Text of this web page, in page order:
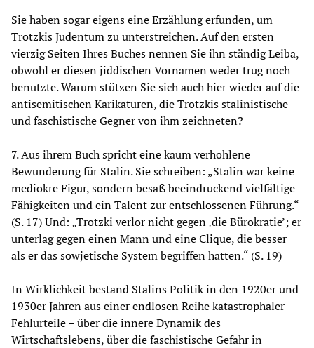
Sie haben sogar eigens eine Erzählung erfunden, um
Trotzkis Judentum zu unterstreichen. Auf den ersten
vierzig Seiten Ihres Buches nennen Sie ihn ständig Leiba,
obwohl er diesen jiddischen Vornamen weder trug noch
benutzte. Warum stützen Sie sich auch hier wieder auf die
antisemitischen Karikaturen, die Trotzkis stalinistische
und faschistische Gegner von ihm zeichneten?
7. Aus ihrem Buch spricht eine kaum verhohlene
Bewunderung für Stalin. Sie schreiben: „Stalin war keine
mediokre Figur, sondern besaß beeindruckend vielfältige
Fähigkeiten und ein Talent zur entschlossenen Führung.“
(S. 17) Und: „Trotzki verlor nicht gegen ‚die Bürokratie’; er
unterlag gegen einen Mann und eine Clique, die besser
als er das sowjetische System begriffen hatten.“ (S. 19)
In Wirklichkeit bestand Stalins Politik in den 1920er und
1930er Jahren aus einer endlosen Reihe katastrophaler
Fehlurteile – über die innere Dynamik des
Wirtschaftslebens, über die faschistische Gefahr in